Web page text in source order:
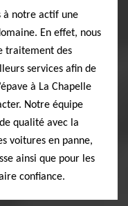
à notre actif une
En effet, nous
traitement des
services afin de
à La Chapelle
Notre équipe
qualité avec la
voitures en panne,
ainsi que pour les
confiance.